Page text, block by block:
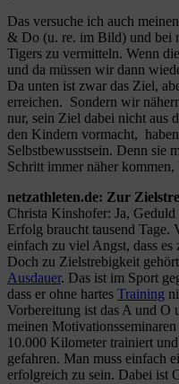
Das versuche ich auch
& Do (u. re. im Bild) und bei
Tigers zu vermitteln. Wenn
und da müssen wir dann
Da unten ist zwar das Ziel,
erreichen. Sondern wir
nur, sein Ziel dabei nicht aus
den Kindern vormacht,
Selbstbewusstsein. Denn sie
Schritt immer näher
netzathleten.de: Zur
Christa Kinshofer: Ja,
Erfolg braucht tausend Tage.
einfach zu viel Angst, dass
Doch zu Zielstrebigkeit
Ausdauer. Das ist im Sport
dass er ohne hartes Training
Vorbereitung ist das A und O
meinen
10.000 Kilometer trainiert
gefahren. Man muss einfach
erfolgreich zu sein. Dabei ist